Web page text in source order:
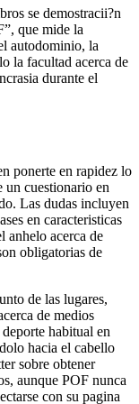
se demostracii?n
que mide la
autodominio, la
la facultad acerca de
durante el
ponerte en rapidez lo
un cuestionario en
Las dudas incluyen
en caracteri­sticas
anhelo acerca de
obligatorias de
de las lugares,
de medios
habitual en
hacia el cabello
sobre obtener
aunque POF nunca
con su pagina